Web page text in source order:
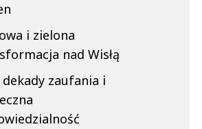
i zielona
nad Wisłą
dekady zaufania i